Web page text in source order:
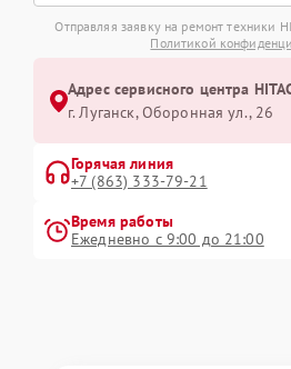
Отправляя заявку на ремонт техники
Политикой
Адрес сервисного центра
г. Луганск, Оборонная ул., 26
Горячая линия
+7 (863) 333-79-21
Время работы
Ежедневно с 9:00 до 21:00